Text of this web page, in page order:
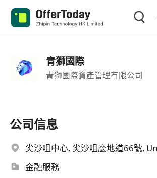
青獅國際
青獅國際資產管理有限公司
公司信息
尖沙咀中心, 尖沙咀麼地道66號,
金融服務